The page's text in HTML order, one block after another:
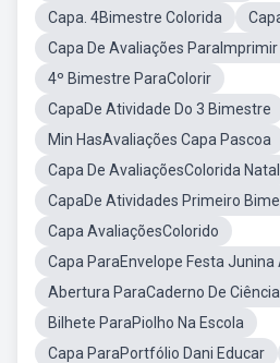
Capa. 4Bimestre Colorida
Capa De Avaliações ParaImprimir
4º Bimestre ParaColorir
CapaDe Atividade Do 3 Bimestre
Min HasAvaliações Capa Pascoa
Capa De AvaliaçõesColorida Natal
CapaDe Atividades Primeiro
Capa AvaliaçõesColorido
Capa ParaEnvelope Festa Junina
Abertura ParaCaderno De
Bilhete ParaPiolho Na Escola
Capa ParaPortfólio Dani Educar